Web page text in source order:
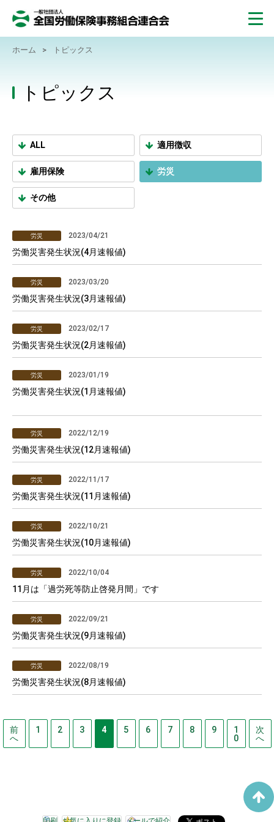
ホーム > トピックス
トピックス
ALL 適用徴収
雇用保険 労災
その他
労災 2023/04/21
労働災害発生状況(4月速報値)
労災 2023/03/20
労働災害発生状況(3月速報値)
労災 2023/02/17
労働災害発生状況(2月速報値)
労災 2023/01/19
労働災害発生状況(1月速報値)
労災 2022/12/19
労働災害発生状況(12月速報値)
労災 2022/11/17
労働災害発生状況(11月速報値)
労災 2022/10/21
労働災害発生状況(10月速報値)
労災 2022/10/04
11月は「過労死等防止啓発月間」です
労災 2022/09/21
労働災害発生状況(9月速報値)
労災 2022/08/19
労働災害発生状況(8月速報値)
前
へ
1 2 3 4 5 6 7 8 9
1
0
次
へ